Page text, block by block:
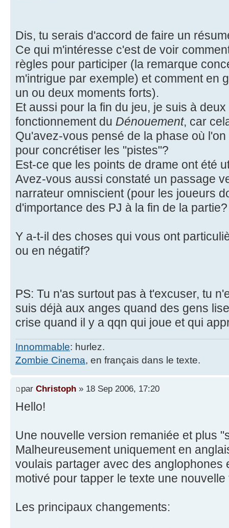
Dis, tu serais d'accord de faire un
Ce qui m'intéresse c'est de voir
règles pour participer (la remarque
m'intrigue par exemple) et comment en
un ou deux moments forts).
Et aussi pour la fin du jeu, je suis à
fonctionnement du Dénouement, car
Qu'avez-vous pensé de la phase où
pour concrétiser les "pistes"?
Est-ce que les points de drame ont été
Avez-vous aussi constaté un passage
narrateur omniscient (pour les joueurs
d'importance des PJ à la fin de la partie?
Y a-t-il des choses qui vous ont
ou en négatif?
PS: Tu n'as surtout pas à t'excuser, tu
suis déjà aux anges quand des gens
crise quand il y a qqn qui joue et qui
Innommable: hurlez.
Zombie Cinema, en français dans le texte.
par Christoph » 18 Sep 2006, 17:20
Hello!
Une nouvelle version remaniée et plus
Malheureusement uniquement en
voulais partager avec des anglophones
motivé pour tapper le texte une nouvelle
Les principaux changements: